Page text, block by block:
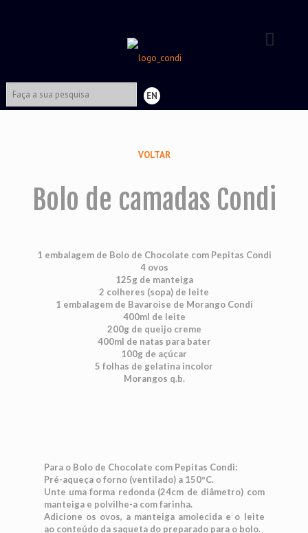
EN
VOLTAR
Bolo de camadas Condi
1 embalagem de Bolo de Chocolate com Pepitas Condi
4 ovos
125g de manteiga
2 colheres (sopa) de leite
1 embalagem de Bavaroise de Morango Condi
400ml de leite
200g de queijo creme
400ml de natas para bater
100g de açúcar
5 folhas de gelatina incolor
Morangos q.b.
Para o Bolo de Chocolate com Pepitas Condi:
Pré-aqueça o forno (ventilado) a 150ºC.
Unte uma forma redonda (24cm de diâmetro) com
manteiga e polvilhe-a com farinha.
Adicione os ovos, a manteiga amolecida e o leite
ao conteúdo da saqueta do preparado para o bolo.